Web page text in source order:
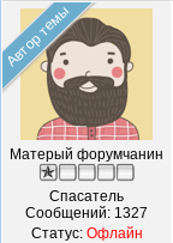
Автор темы
Матерый форумчанин
Спасатель
Сообщений: 1327
Статус: Офлайн